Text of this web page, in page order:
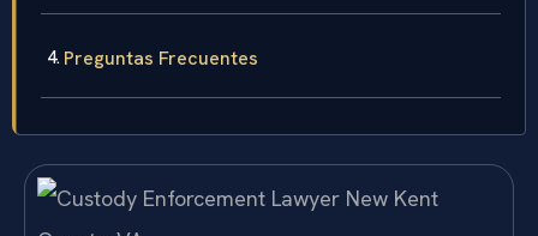
Preguntas Frecuentes